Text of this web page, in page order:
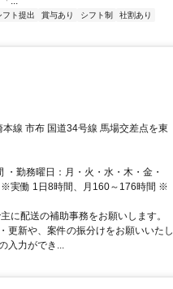
フト提出 賞与あり シフト制
社割あり
線 市布 国道34号線 馬場交差点を東
勤務曜日：月・火・水・木・金・
※実働 1日8時間、月160～176時間 ※
に配送の補助事務をお願いします。
更新や、案件の振分けをお願いいたし
入力ができ...